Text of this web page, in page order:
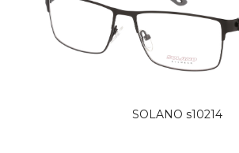
SOLANO s10214